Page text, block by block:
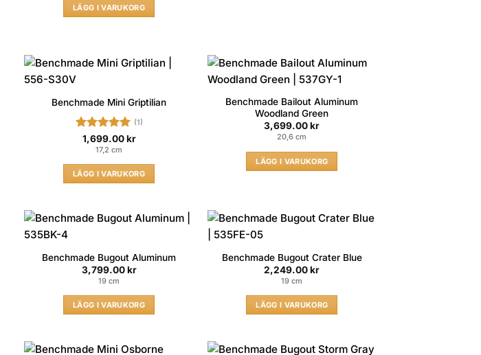
LÄGG I VARUKORG
Benchmade Mini Griptilian
Betygsatt5
av 5
(1)
1,699.00kr
17,2 cm
LÄGG I VARUKORG
Benchmade Bailout Aluminum
Woodland Green
3,699.00kr
20,6 cm
LÄGG I VARUKORG
Benchmade Bugout Aluminum
3,799.00kr
19 cm
LÄGG I VARUKORG
Benchmade Bugout Crater Blue
2,249.00kr
19 cm
LÄGG I VARUKORG